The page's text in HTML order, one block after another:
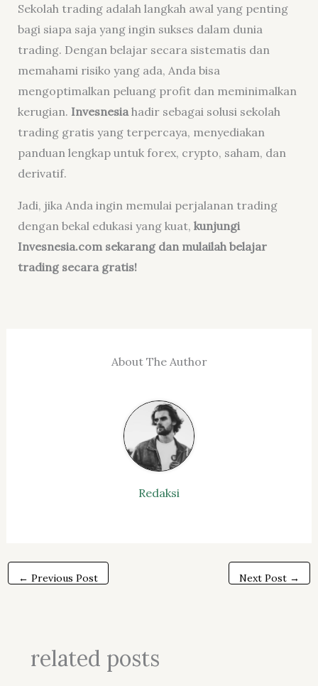
Sekolah trading adalah langkah awal yang penting
bagi siapa saja yang ingin sukses dalam dunia
trading. Dengan belajar secara sistematis dan
memahami risiko yang ada, Anda bisa
mengoptimalkan peluang profit dan meminimalkan
kerugian. Invesnesiahadir sebagai solusi sekolah
trading gratis yang terpercaya, menyediakan
panduan lengkap untuk forex, crypto, saham, dan
derivatif.
Jadi, jika Anda ingin memulai perjalanan trading
dengan bekal edukasi yang kuat, kunjungi
Invesnesia.com sekarang dan mulailah belajar
trading secara gratis!
About The Author
Redaksi
← Previous Post Next Post →
related posts